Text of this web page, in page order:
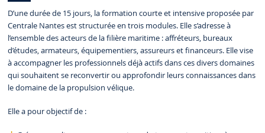
D’une durée de 15 jours, la formation courte et intensive proposée par
Centrale Nantes est structurée en trois modules. Elle s’adresse à
l’ensemble des acteurs de la filière maritime : affréteurs, bureaux
d’études, armateurs, équipementiers, assureurs et financeurs. Elle vise
à accompagner les professionnels déjà actifs dans ces divers domaines
qui souhaitent se reconvertir ou approfondir leurs connaissances dans
le domaine de la propulsion vélique.
Elle a pour objectif de :